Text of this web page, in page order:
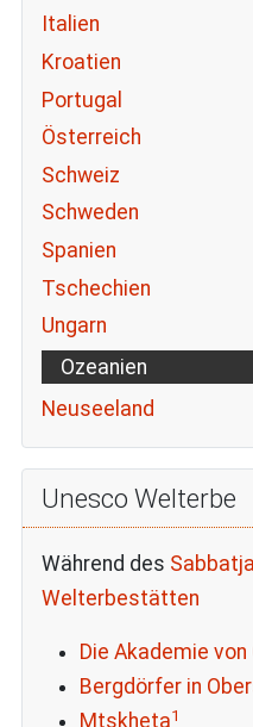
Italien
Kroatien
Portugal
Österreich
Schweiz
Schweden
Spanien
Tschechien
Ungarn
Ozeanien
Neuseeland
Unesco Welterbe
Während des
Welterbestätten
Die Akademie von
Bergdörfer in
Mtskheta1